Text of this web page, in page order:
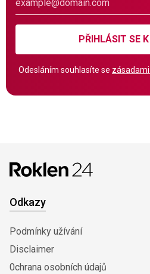
PŘIHLÁSIT SE
Odesláním souhlasíte se zásadami
Odkazy
Podmínky užívání
Disclaimer
0chrana osobních údajů